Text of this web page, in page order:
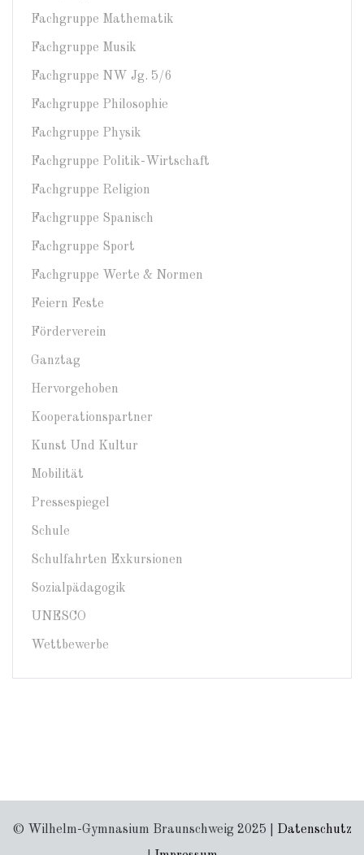
Fachgruppe Mathematik
Fachgruppe Musik
Fachgruppe NW Jg. 5/6
Fachgruppe Philosophie
Fachgruppe Physik
Fachgruppe Politik-Wirtschaft
Fachgruppe Religion
Fachgruppe Spanisch
Fachgruppe Sport
Fachgruppe Werte & Normen
Feiern Feste
Förderverein
Ganztag
Hervorgehoben
Kooperationspartner
Kunst Und Kultur
Mobilität
Pressespiegel
Schule
Schulfahrten Exkursionen
Sozialpädagogik
UNESCO
Wettbewerbe
© Wilhelm-Gymnasium Braunschweig 2025 | Datenschutz